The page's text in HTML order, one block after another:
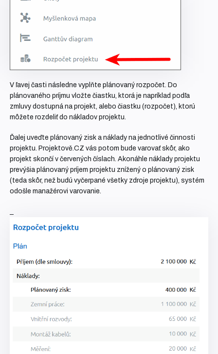
V ľavej časti následne vyplňte plánovaný rozpočet. Do
plánovaného príjmu vložte čiastku, ktorá je napríklad podľa
zmluvy dostupná na projekt, alebo čiastku (rozpočet), ktorú
môžete rozdeliť do nákladov projektu.
Ďalej uveďte plánovaný zisk a náklady na jednotlivé činnosti
projektu. Projektově.CZ vás potom bude varovať skôr, ako
projekt skončí v červených číslach. Akonáhle náklady projektu
prevýšia plánovaný príjem projektu znížený o plánovaný zisk
(teda skôr, než budú vyčerpané všetky zdroje projektu), systém
odošle manažérovi varovanie.